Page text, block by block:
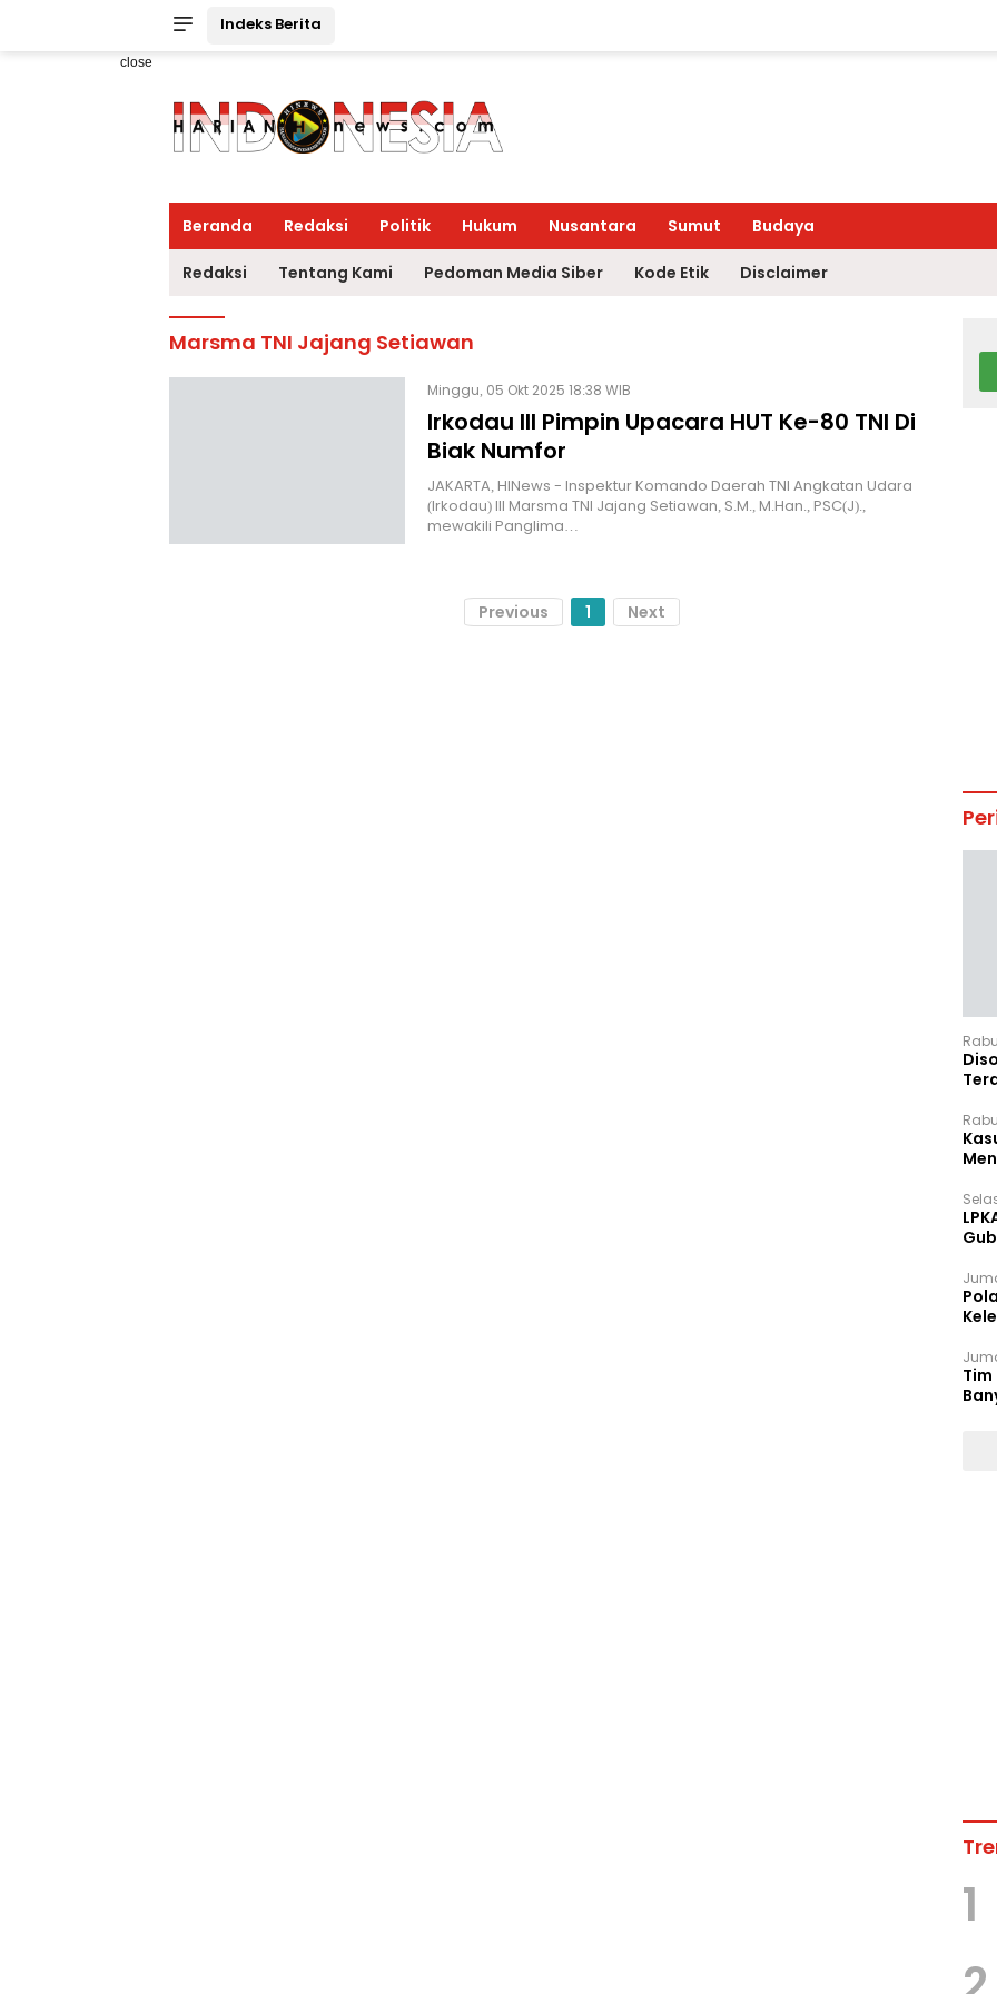
Indeks Berita
close
Beranda Redaksi Politik Hukum Nusantara Sumut Budaya
Redaksi Tentang Kami Pedoman Media Siber Kode Etik Disclaimer
Marsma TNI Jajang Setiawan
Minggu, 05 Okt 2025 18:38 WIB
Irkodau III Pimpin Upacara HUT Ke-80 TNI Di
Biak Numfor
JAKARTA, HINews - Inspektur Komando Daerah TNI Angkatan Udara
(Irkodau) III Marsma TNI Jajang Setiawan, S.M., M.Han., PSC(J).,
mewakili Panglima…
Previous 1 Next
Tim
1